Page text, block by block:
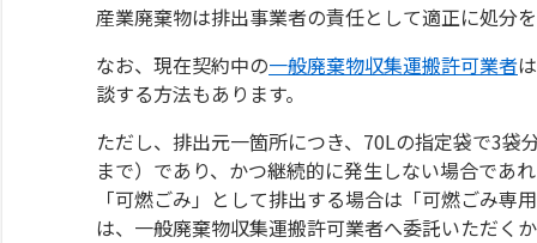
産業廃棄物は排出事業者の責任として適正に処分
なお、現在契約中の一般廃棄物収集運搬許可業者
談する方法もあります。
ただし、排出元一箇所につき、70Lの指定袋で3
まで）であり、かつ継続的に発生しない場合であ
「可燃ごみ」として排出する場合は「可燃ごみ
は、一般廃棄物収集運搬許可業者へ委託いただく